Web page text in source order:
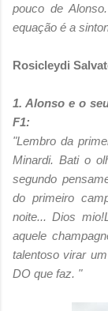
pouco de
equação é a
Rosicleydi
1. Alonso e o
F1:
"Lembro da
Minardi. Bati o
segundo
do primeiro
noite... Dios
aquele
talentoso virar
DO que faz. "